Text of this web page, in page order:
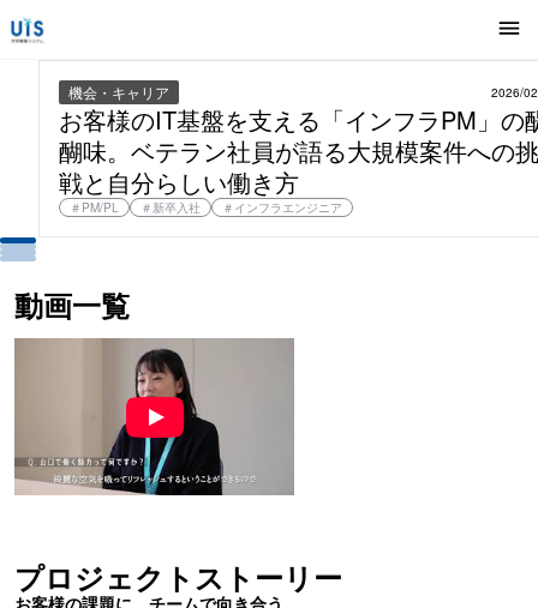
UISストーリーズ｜宇部情報システムのしごと、仲間、カルチャー、
機会・キャリア 2026/
お客様のIT基盤を支える「インフラPM」の
醐味。ベテラン社員が語る大規模案件への挑
戦と自分らしい働き方
＃ PM/PL ＃新卒入社 ＃ インフラエンジニア
動画一覧
プロジェクトストーリー
採用サイト
“UISストーリーズ”
募集中の求人